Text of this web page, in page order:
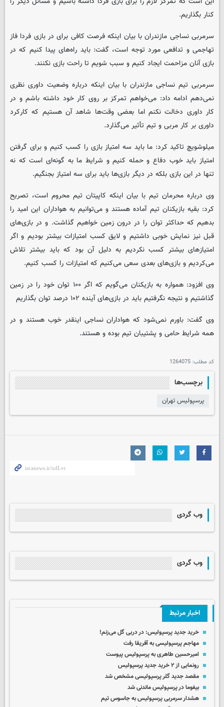
کنار بگذاریم.
سرمربی نساجی مازندران با بیان اینکه فرصت کافی برای در بازی فردا فاز
تهاجمی و تدافعی مورد توجه است، گفت: باید راه‌های پیدا کنیم که در
بازی آنان مزاحمت ایجاد کنیم و سبب شویم تا راحت بازی نکنند.
سرمربی تیم نساجی مازندران با بیان اینکه درباره وضعیت داوری نظری
نمی‌دهم ادامه داد: می‌خواهم تمرکز بر روی کار خود داشته باشم و در
کار داوری دخالت نکنم اما بعضی وقت‌ها شاهد آن هستیم که کارکرد
داوری بر کار مربی و تیم تأثیر می‌گذارد.
میلوشویچ تاکید کرد: ما باید سه امتیاز بازی را کسب کنیم و برای گرفتن
امتیاز باید خوب دفاع و حمله کنیم و شرایط ما به گونه‌ای است که نه
تنها در این بازی بلکه در دیگر بازی‌ها باید برای سه امتیاز بجنگیم.
وی درباره محرمان تیم با بیان اینکه کاپیتان تیم محروم است، تصریح
کرد: بقیه بازیکنان تیم آماده هستند و می‌توانیم به هواداران این امید را
بدهیم که حداکثر توان را در درون زمین خواهیم گذاشت. و در بازی‌های
قبل نیز نمایش خوبی داشتیم و لایق کسب امتیازات بیشتر بودیم و اگر
امتیازهای بیشتر کسب نکردیم به دلیل آن بود که باید بیشتر تلاش
می‌کردیم و بازی‌های بعدی سعی می‌کنیم که امتیازات را کسب کنیم.
وی افزود: همواره به بازیکنان می‌گویم که اگر ۱۰۰ توان خود را در زمین
گذاشتیم و نتیجه نگرفتیم باید در بازی‌های آینده ۱۰۲ درصد توان بگذاریم
وی گفت: باورم نمی‌شود که هواداران نساجی اینقدر خوب هستند و در
همه شرایط حامی و پشتیبان تیم بوده و هستند.
کد مطلب: 1264075
برچسب‌ها
پرسپولیس تهران
وب گردی
وب گردی
اخبار مرتبط
خرید جدید پرسپولیس: در دربی گل می‌زنم!
مهاجم پرسپولیسی به آفریقا رفت
امیرحسین طاهری به پرسپولیس پیوست
رونمایی از ۲ خرید جدید پرسپولیس
مقصد جدید گلر پرسپولیسی مشخص شد
بیفوما در پرسپولیس ماندنی شد
هشدار سرمربی پرسپولیس به جاسوس تیم